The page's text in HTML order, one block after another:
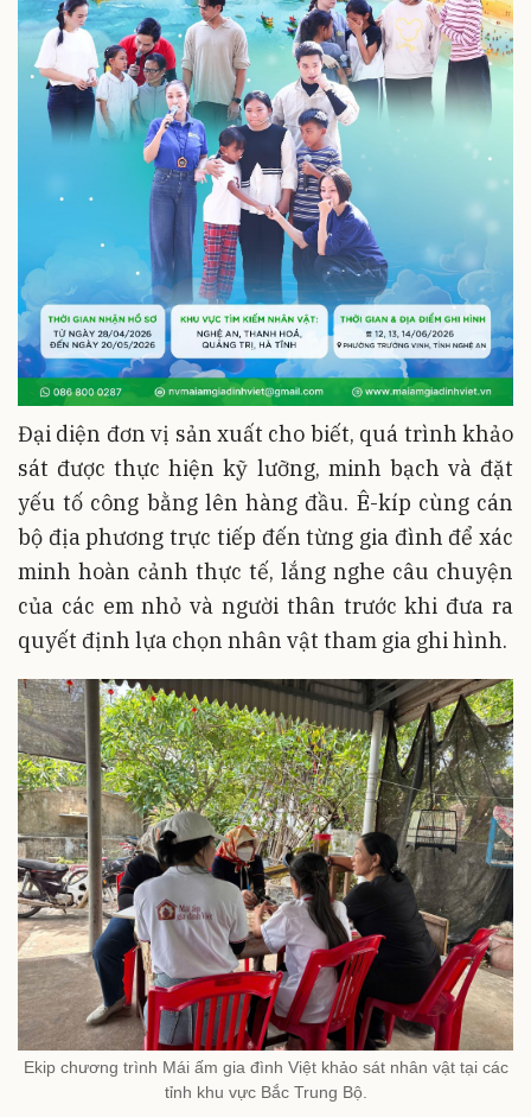
Đại diện đơn vị sản xuất cho biết, quá trình khảo
sát được thực hiện kỹ lưỡng, minh bạch và đặt
yếu tố công bằng lên hàng đầu. Ê-kíp cùng cán
bộ địa phương trực tiếp đến từng gia đình để xác
minh hoàn cảnh thực tế, lắng nghe câu chuyện
của các em nhỏ và người thân trước khi đưa ra
quyết định lựa chọn nhân vật tham gia ghi hình.
Ekip chương trình Mái ấm gia đình Việt khảo sát nhân vật tại các
tỉnh khu vực Bắc Trung Bộ.